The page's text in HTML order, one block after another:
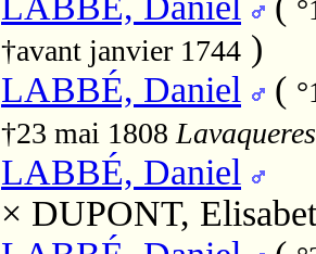
†avant janvier 1744 )
LABBÉ, Daniel
(
†23 mai 1808
LABBÉ, Daniel
× DUPONT,